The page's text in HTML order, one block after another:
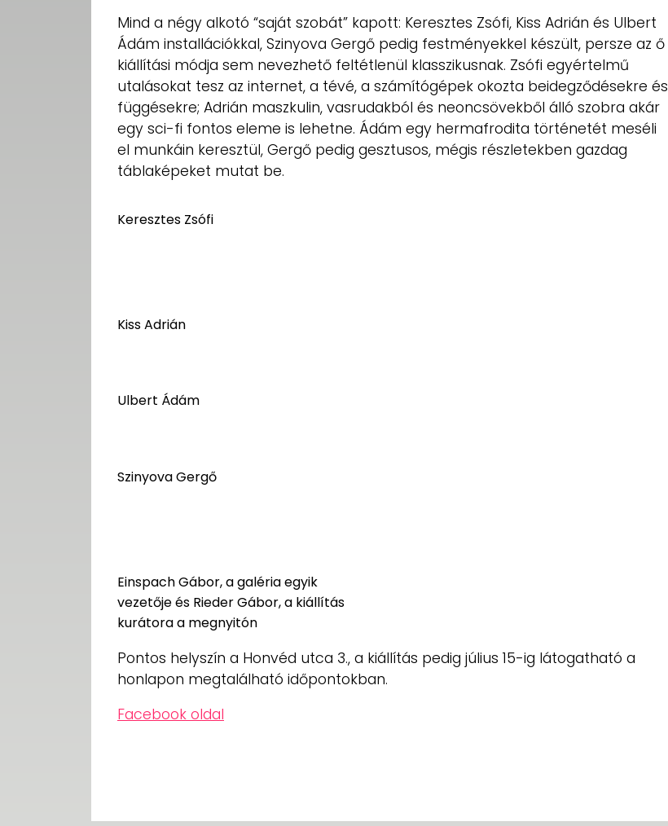
Mind a négy alkotó “saját szobát” kapott: Keresztes Zsófi, Kiss Adrián és Ulbert
Ádám installációkkal, Szinyova Gergő pedig festményekkel készült, persze az ő
kiállítási módja sem nevezhető feltétlenül klasszikusnak. Zsófi egyértelmű
utalásokat tesz az internet, a tévé, a számítógépek okozta beidegződésekre és
függésekre; Adrián maszkulin, vasrudakból és neoncsövekből álló szobra akár
egy sci-fi fontos eleme is lehetne. Ádám egy hermafrodita történetét meséli
el munkáin keresztül, Gergő pedig gesztusos, mégis részletekben gazdag
táblaképeket mutat be.
Keresztes Zsófi
Kiss Adrián
Ulbert Ádám
Szinyova Gergő
Einspach Gábor, a galéria egyik
vezetője és Rieder Gábor, a kiállítás
kurátora a megnyitón
Pontos helyszín a Honvéd utca 3., a kiállítás pedig július 15-ig látogatható a
honlapon megtalálható időpontokban.
Facebook oldal